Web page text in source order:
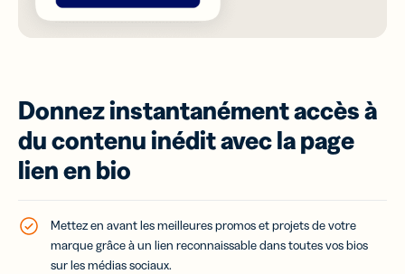
Donnez instantanément accès à
du contenu inédit avec la page
lien en bio
Mettez en avant les meilleures promos et projets de votre
marque grâce à un lien reconnaissable dans toutes vos bios
sur les médias sociaux.